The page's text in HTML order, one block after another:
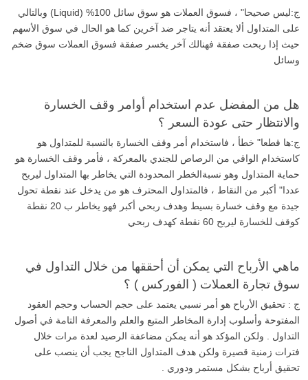
ج:ليس صحيحا" ، فسوق العملات هو سوق سائل 100% (Liquid) وبالتالي
على المتداول ألا يعتقد أنه يتاجر ضد آخرين كما هو الحال في سوق الأسهم
حيث إذا ربحت صفقة فهنالك آخر يخسر صفقة فسوق العملات سوق ضخم
وسائل
هل من المفضل عدم استخدام أوامر وقف الخسارة
والانتظار حتى عودة السعر ؟
ج:ها قطعا" خطأ ، فاستخدام أمر وقف الخسارة بالنسبة للمتداول هو
كاستخدام الواقي من الرصاص للجندي بالمعركة ، فأمر وقف الخسارة هو
حماية المتداول وهو نسبةالخطر المحدودة التي يخاطر بها المتداول ليربح
عددا" أكبر من النقاط ، فالمتداول المحترف هو من يدخل عند نقطة تحول
جيدة مع وقف خسارة بسيط وهدف ربحي أكبر فهو يخاطر ب 20 نقطة
كوقف للخسارة ليربح 60 نقطة كهدف ربحي
ماهي الأرباح التي يمكن أن أحققها من خلال التداول في
سوق تجارة العملات ( الفوركس ) ؟
ج : تحقيق الأرباح هو أمر نسبي يعتمد على حجم الحساب وحجم العقود
المفتوحة وأسلوب إدارة المخاطر المتبع والعلم والمعرفة التامة في أصول
التداول . ولكن المؤكد هو أنه يمكن مضاعفة الرصيد لعدة مرات خلال
فترات زمنية قصيرة ولكن هدف المتداول الناجح يجب أن ينصب على
تحقيق أرباح بشكل مستمر ودوري .